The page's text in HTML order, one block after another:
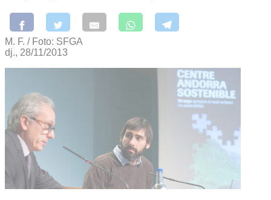
M. F. / Foto: SFGA
dj., 28/11/2013